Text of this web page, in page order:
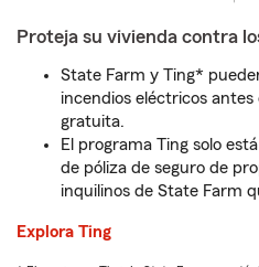
Proteja su vivienda contra
State Farm y Ting*
incendios eléctricos
gratuita.
El programa Ting solo
de póliza de seguro de
inquilinos de State Farm
Explora Ting